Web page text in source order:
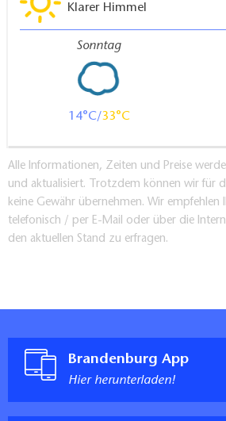
Klarer Himmel
Sonntag
14 33
Alle Informationen, Zeiten und Preise
und aktualisiert. Trotzdem können wir für
keine Gewähr übernehmen. Wir empfehlen
telefonisch / per E-Mail oder über die
den aktuellen Stand zu erfragen.
Brandenburg App
Hier herunterladen!